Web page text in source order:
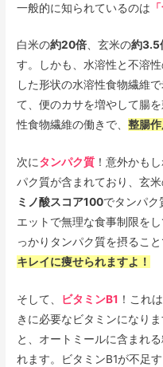
一般的に知られているのは
白米の約20倍、玄米の約3.5
す。しかも、水溶性と不溶
した形状の水溶性食物繊維
て、便のカサを増やして腸
性食物繊維の働きで、整腸
次にタンパク質 ！意外かも
パク質が含まれており、玄
ミノ酸スコア100でタンパク
エットで無理な食事制限を
っかりタンパク質を摂ること
キレイに痩せられますよ！
そして、 ビタミンB1 ！これ
きに必要なビタミンになり
と、オートミールに含まれ
れます。ビタミンB1が不足